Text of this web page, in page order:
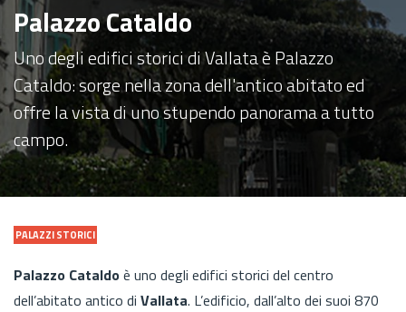
Palazzo Cataldo
Uno degli edifici storici di Vallata è Palazzo
Cataldo: sorge nella zona dell'antico abitato ed
offre la vista di uno stupendo panorama a tutto
campo.
PALAZZI STORICI
Palazzo Cataldoè uno degli edifici storici del centro
dell’abitato antico di Vallata. L’edificio, dall’alto dei suoi 870